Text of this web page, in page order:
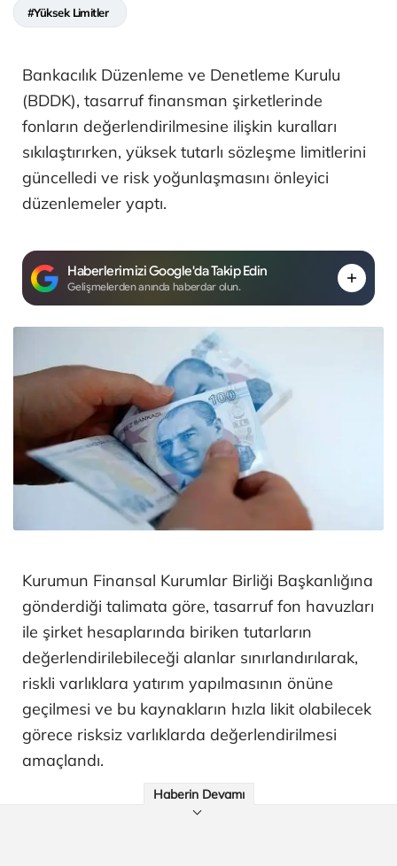
#Yüksek Limitler
Bankacılık Düzenleme ve Denetleme Kurulu
(BDDK), tasarruf finansman şirketlerinde
fonların değerlendirilmesine ilişkin kuralları
sıkılaştırırken, yüksek tutarlı sözleşme limitlerini
güncelledi ve risk yoğunlaşmasını önleyici
düzenlemeler yaptı.
Haberlerimizi Google'da Takip Edin
Gelişmelerden anında haberdar olun.
Kurumun Finansal Kurumlar Birliği Başkanlığına
gönderdiği talimata göre, tasarruf fon havuzları
ile şirket hesaplarında biriken tutarların
değerlendirilebileceği alanlar sınırlandırılarak,
riskli varlıklara yatırım yapılmasının önüne
geçilmesi ve bu kaynakların hızla likit olabilecek
görece risksiz varlıklarda değerlendirilmesi
amaçlandı.
Haberin Devamı